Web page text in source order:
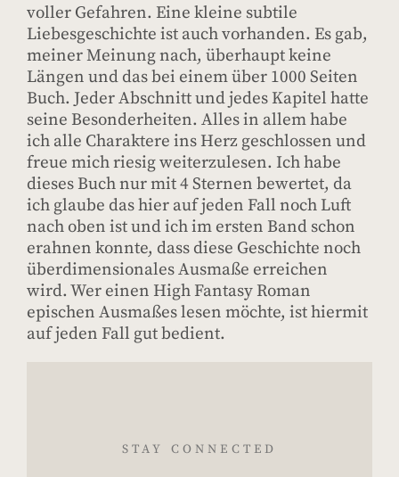
voller Gefahren. Eine kleine subtile
Liebesgeschichte ist auch vorhanden. Es gab,
meiner Meinung nach, überhaupt keine
Längen und das bei einem über 1000 Seiten
Buch. Jeder Abschnitt und jedes Kapitel hatte
seine Besonderheiten. Alles in allem habe
ich alle Charaktere ins Herz geschlossen und
freue mich riesig weiterzulesen. Ich habe
dieses Buch nur mit 4 Sternen bewertet, da
ich glaube das hier auf jeden Fall noch Luft
nach oben ist und ich im ersten Band schon
erahnen konnte, dass diese Geschichte noch
überdimensionales Ausmaße erreichen
wird. Wer einen High Fantasy Roman
epischen Ausmaßes lesen möchte, ist hiermit
auf jeden Fall gut bedient.
STAY CONNECTED